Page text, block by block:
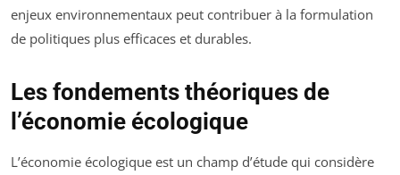
enjeux environnementaux peut contribuer à la formulation
de politiques plus efficaces et durables.
Les fondements théoriques de
l’économie écologique
L’économie écologique est un champ d’étude qui considère